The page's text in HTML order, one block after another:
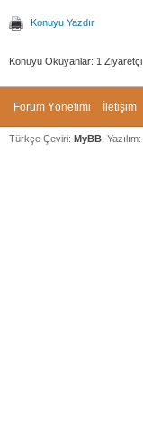
Konuyu Yazdır
Konuyu Okuyanlar: 1 Ziyaretçi
Forum Yönetimi İletişim
Türkçe Çeviri: MyBB , Yazılım: